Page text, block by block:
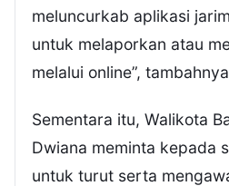
meluncurkab aplikasi
untuk melaporkan atau
melalui online”,
Sementara itu, Walikota
Dwiana meminta kepada
untuk turut serta